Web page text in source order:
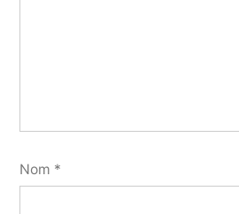
Nom *